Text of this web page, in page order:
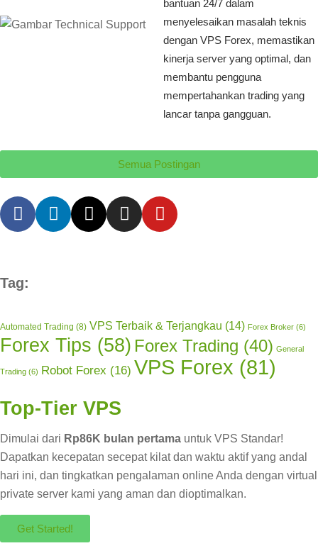
bantuan 24/7 dalam
menyelesaikan masalah teknis
dengan VPS Forex, memastikan
kinerja server yang optimal, dan
membantu pengguna
mempertahankan trading yang
lancar tanpa gangguan.
Semua Postingan
Tag:
Automated Trading (8) VPS Terbaik & Terjangkau (14) Forex Broker (6)
Forex Tips (58) Forex Trading (40) General
Trading (6) Robot Forex (16) VPS Forex (81)
Top-Tier VPS
Dimulai dari Rp86K bulan pertama untuk VPS Standar!
Dapatkan kecepatan secepat kilat dan waktu aktif yang andal
hari ini, dan tingkatkan pengalaman online Anda dengan virtual
private server kami yang aman dan dioptimalkan.
Get Started!